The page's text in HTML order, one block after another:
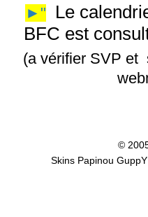
►"
Le
BFC est
(a vérifier SVP et
©
Skins Papinou